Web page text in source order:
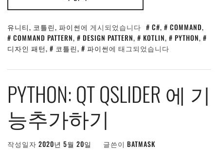
유니티, 코틀린, 파이썬에 게시되었습니다 C#, COMMAND,
COMMAND PATTERN, DESIGN PATTERN, KOTLIN, PYTHON,
디자인 패턴, 코틀린, 파이썬에 태그되었습니다
PYTHON: QT QSLIDER 에 기
능추가하기
작성일자 2020년 5월 20일 글쓴이 BATMASK